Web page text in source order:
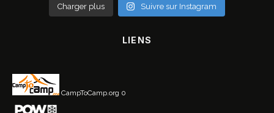
Charger plus Suivre sur Instagram
LIENS
CampToCamp.org 0